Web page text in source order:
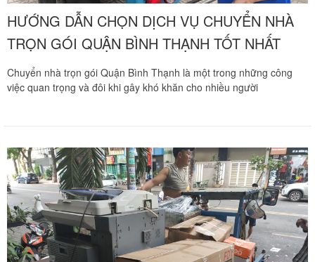
HƯỚNG DẪN CHỌN DỊCH VỤ CHUYỂN NHÀ
TRỌN GÓI QUẬN BÌNH THẠNH TỐT NHẤT
Chuyển nhà trọn gói Quận Bình Thạnh là một trong những công
việc quan trọng và đôi khi gây khó khăn cho nhiều người